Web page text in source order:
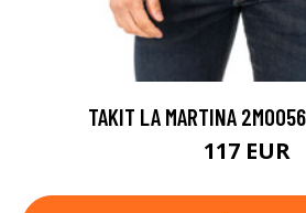
TAKIT LA MARTINA
117 EUR